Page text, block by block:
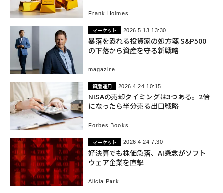
Frank Holmes
マーケット 2026.5.13 13:30
暴落を恐れる投資家の処方箋 S&P500
の下落から資産を守る新戦略
magazine
資産運用 2026.4.24 10:15
NISAの売却タイミングは3つある。2倍
になったら半分売る出口戦略
Forbes Books
マーケット 2026.4.24 7:30
好決算でも株価急落、AI懸念がソフト
ウェア企業を直撃
Alicia Park